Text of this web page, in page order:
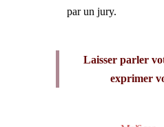
par un jury.
Laisser parler
exprimer